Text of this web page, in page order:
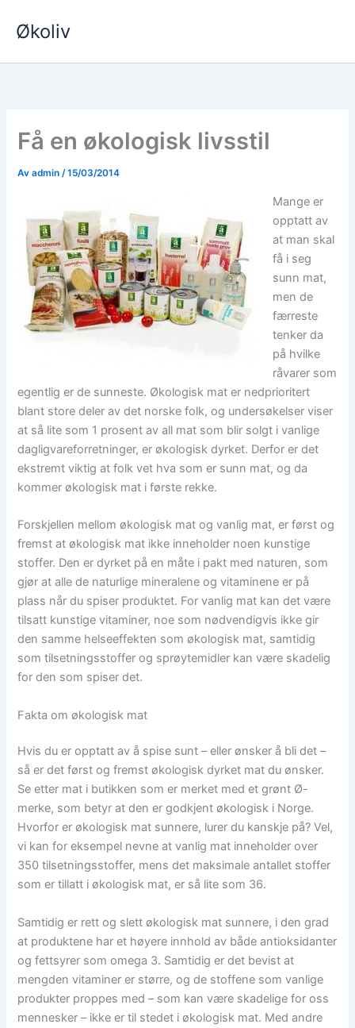
rett
innholdet
Økoliv
Få en økologisk livsstil
Av admin/15/03/2014
Mange er
opptatt av
at man skal
få i seg
sunn mat,
men de
færreste
tenker da
på hvilke
råvarer som
egentlig er de sunneste. Økologisk mat er nedprioritert
blant store deler av det norske folk, og undersøkelser viser
at så lite som 1 prosent av all mat som blir solgt i vanlige
dagligvareforretninger, er økologisk dyrket. Derfor er det
ekstremt viktig at folk vet hva som er sunn mat, og da
kommer økologisk mat i første rekke.
Forskjellen mellom økologisk mat og vanlig mat, er først og
fremst at økologisk mat ikke inneholder noen kunstige
stoffer. Den er dyrket på en måte i pakt med naturen, som
gjør at alle de naturlige mineralene og vitaminene er på
plass når du spiser produktet. For vanlig mat kan det være
tilsatt kunstige vitaminer, noe som nødvendigvis ikke gir
den samme helseeffekten som økologisk mat, samtidig
som tilsetningsstoffer og sprøytemidler kan være skadelig
for den som spiser det.
Fakta om økologisk mat
Hvis du er opptatt av å spise sunt – eller ønsker å bli det –
så er det først og fremst økologisk dyrket mat du ønsker.
Se etter mat i butikken som er merket med et grønt Ø-
merke, som betyr at den er godkjent økologisk i Norge.
Hvorfor er økologisk mat sunnere, lurer du kanskje på? Vel,
vi kan for eksempel nevne at vanlig mat inneholder over
350 tilsetningsstoffer, mens det maksimale antallet stoffer
som er tillatt i økologisk mat, er så lite som 36.
Samtidig er rett og slett økologisk mat sunnere, i den grad
at produktene har et høyere innhold av både antioksidanter
og fettsyrer som omega 3. Samtidig er det bevist at
mengden vitaminer er større, og de stoffene som vanlige
produkter proppes med – som kan være skadelige for oss
mennesker – ikke er til stedet i økologisk mat. Med andre